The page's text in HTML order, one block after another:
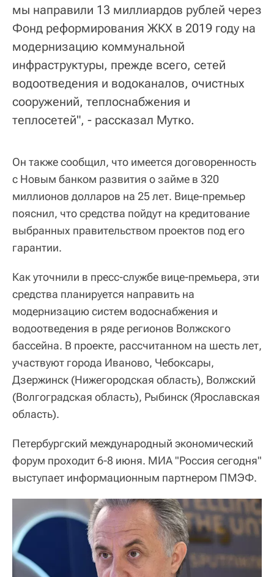
мы направили 13 миллиардов рублей через
Фонд реформирования ЖКХ в 2019 году на
модернизацию коммунальной
инфраструктуры, прежде всего, сетей
водоотведения и водоканалов, очистных
сооружений, теплоснабжения и
теплосетей", - рассказал Мутко.
Он также сообщил, что имеется договоренность
с Новым банком развития о займе в 320
миллионов долларов на 25 лет. Вице-премьер
пояснил, что средства пойдут на кредитование
выбранных правительством проектов под его
гарантии.
Как уточнили в пресс-службе вице-премьера, эти
средства планируется направить на
модернизацию систем водоснабжения и
водоотведения в ряде регионов Волжского
бассейна. В проекте, рассчитанном на шесть лет,
участвуют города Иваново, Чебоксары,
Дзержинск (Нижегородская область), Волжский
(Волгоградская область), Рыбинск (Ярославская
область).
Петербургский международный экономический
форум проходит 6-8 июня. МИА "Россия сегодня"
выступает информационным партнером ПМЭФ.